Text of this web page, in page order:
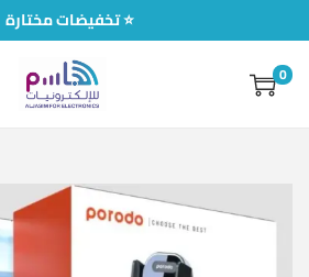
تخفيضات مختارة ⭐
0